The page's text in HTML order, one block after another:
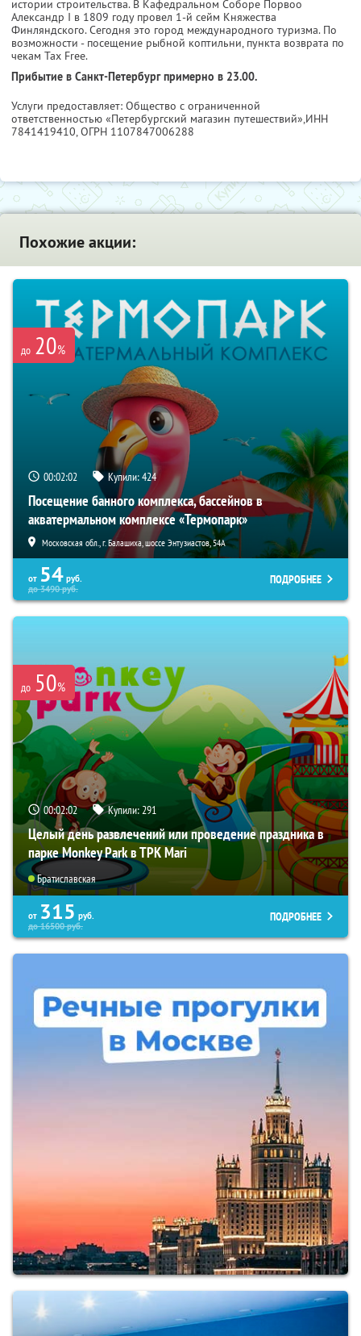
истории строительства. В Кафедральном Соборе Порвоо
Александр I в 1809 году провел 1-й сейм Княжества
Финляндского. Сегодня это город международного туризма. По
возможности - посещение рыбной коптильни, пункта возврата по
чекам Tax Free.
Прибытие в Санкт-Петербург примерно в 23.00.
Услуги предоставляет: Общество с ограниченной
ответственностью «Петербургский магазин путешествий»,ИНН
7841419410, ОГРН 1107847006288
Похожие акции:
до 20%
00:02:01 Купили:424
Посещение банного комплекса, бассейнов в
акватермальном комплексе «Термопарк»
Московская обл., г. Балашиха, шоссе Энтузиастов, 54А
от 54 руб.
до3490руб.
ПОДРОБНЕЕ
до 50%
00:02:01 Купили:291
Целый день развлечений или проведение праздника в
парке Monkey Park в ТРК Mari
Братиславская
от 315 руб.
до16500руб.
ПОДРОБНЕЕ